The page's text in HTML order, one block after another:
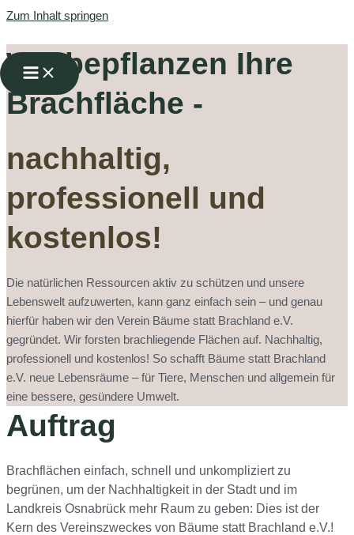
Zum Inhalt springen
Wir bepflanzen Ihre
Brachfläche -
nachhaltig,
professionell und
kostenlos!
Die natürlichen Ressourcen aktiv zu schützen und unsere
Lebenswelt aufzuwerten, kann ganz einfach sein – und genau
hierfür haben wir den Verein Bäume statt Brachland e.V.
gegründet. Wir forsten brachliegende Flächen auf. Nachhaltig,
professionell und kostenlos! So schafft Bäume statt Brachland
e.V. neue Lebensräume – für Tiere, Menschen und allgemein für
eine bessere, gesündere Umwelt.
Auftrag
Brachflächen einfach, schnell und unkompliziert zu
begrünen, um der Nachhaltigkeit in der Stadt und im
Landkreis Osnabrück mehr Raum zu geben: Dies ist der
Kern des Vereinszweckes von Bäume statt Brachland e.V.!